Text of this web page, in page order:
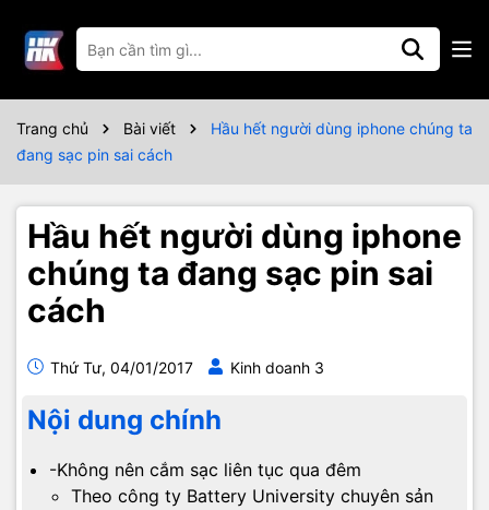
Trang chủ Bài viết
Hầu hết người dùng iphone chúng ta
đang sạc pin sai cách
Hầu hết người dùng iphone
chúng ta đang sạc pin sai
cách
Thứ Tư, 04/01/2017 Kinh doanh 3
Nội dung chính
-Không nên cắm sạc liên tục qua đêm
Theo công ty Battery University chuyên sản